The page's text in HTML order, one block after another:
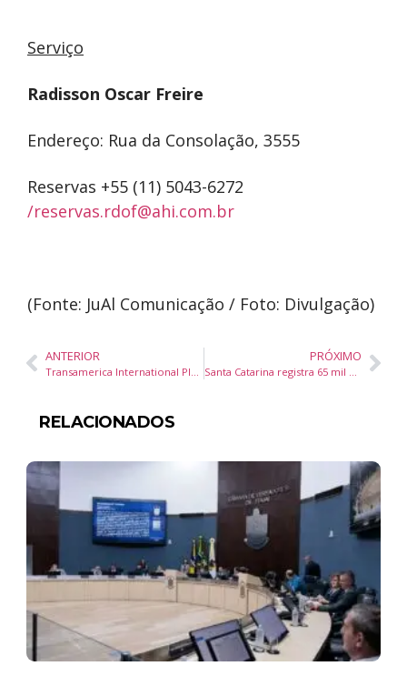
Serviço
Radisson Oscar Freire
Endereço: Rua da Consolação, 3555
Reservas +55 (11) 5043-6272
/reservas.rdof@ahi.com.br
(Fonte: JuAl Comunicação / Foto: Divulgação)
ANTERIOR PRÓXIMO
RELACIONADOS